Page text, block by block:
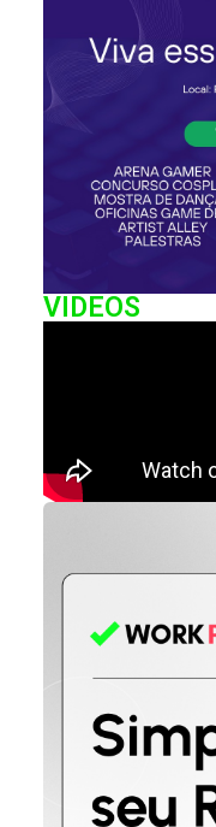
VIDEOS